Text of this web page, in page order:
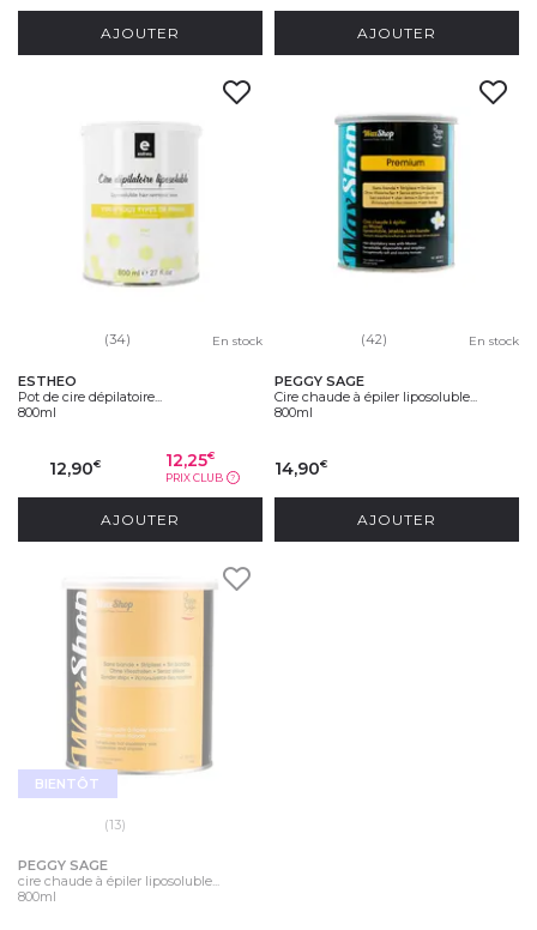
AJOUTER AJOUTER
(34) En stock
ESTHEO
Pot de cire dépilatoire...
800ml
12,90€ 12,25€
PRIX CLUB ?
AJOUTER
(42) En stock
PEGGY SAGE
Cire chaude à épiler liposoluble...
800ml
14,90€
AJOUTER
BIENTÔT
(13)
PEGGY SAGE
cire chaude à épiler liposoluble...
800ml